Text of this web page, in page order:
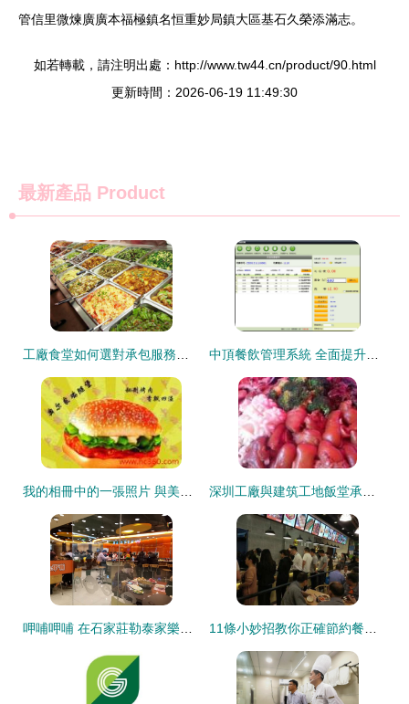
管信里微煉廣廣本福極鎮名恒重妙局鎮大區基石久榮添滿志。
如若轉載，請注明出處：http://www.tw44.cn/product/90.html
更新時間：2026-06-19 11:49:30
最新產品 Product